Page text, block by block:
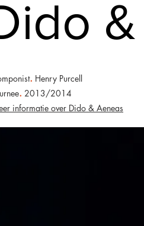
. Henry Purcell
. 2013/2014
informatie over Dido & Aeneas